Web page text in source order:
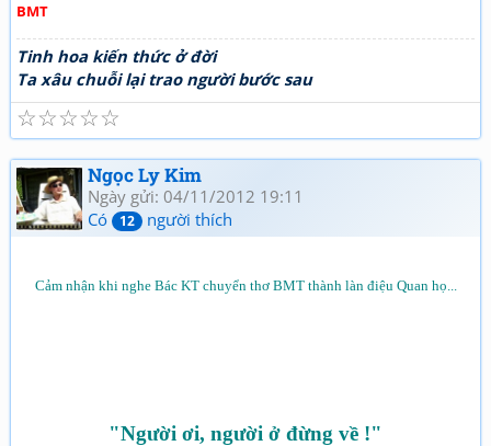
BMT
Tinh hoa kiến thức ở đời
Ta xâu chuỗi lại trao người bước sau
☆
☆
☆
☆
☆
Ngọc Ly Kim
Ngày gửi: 04/11/2012 19:11
Có
12 người thích
Cảm nhận khi nghe Bác KT chuyển thơ BMT thành làn điệu Quan họ...
"Người ơi, người ở đừng về !"